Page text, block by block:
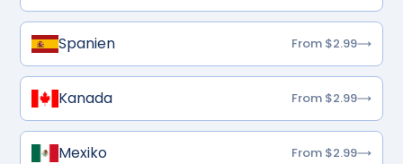
Spanien From $2.99
Kanada From $2.99
Mexiko From $2.99